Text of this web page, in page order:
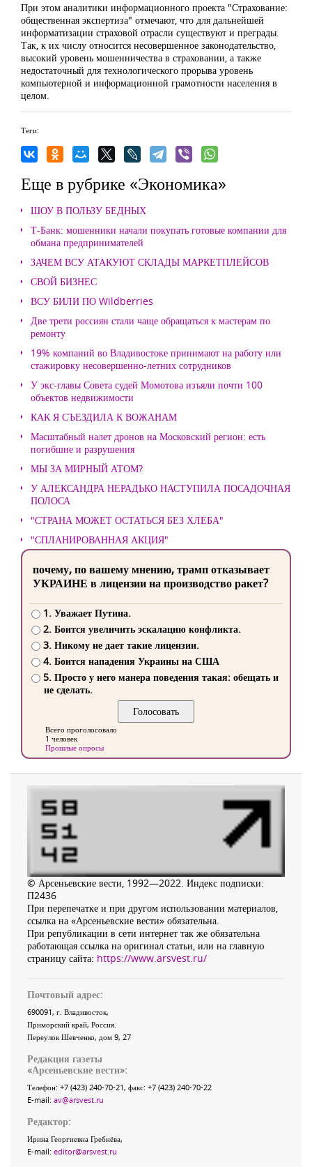
При этом аналитики информационного проекта "Страхование:
общественная экспертиза" отмечают, что для дальнейшей
информатизации страховой отрасли существуют и преграды.
Так, к их числу относится несовершенное законодательство,
высокий уровень мошенничества в страховании, а также
недостаточный для технологического прорыва уровень
компьютерной и информационной грамотности населения в
целом.
Теги:
Еще в рубрике «Экономика»
ШОУ В ПОЛЬЗУ БЕДНЫХ
Т-Банк: мошенники начали покупать готовые компании для
обмана предпринимателей
ЗАЧЕМ ВСУ АТАКУЮТ СКЛАДЫ МАРКЕТПЛЕЙСОВ
СВОЙ БИЗНЕС
ВСУ БИЛИ ПО Wildberries
Две трети россиян стали чаще обращаться к мастерам по
ремонту
19% компаний во Владивостоке принимают на работу или
стажировку несовершенно-летних сотрудников
У экс-главы Совета судей Момотова изъяли почти 100
объектов недвижимости
КАК Я СЪЕЗДИЛА К ВОЖАНАМ
Масштабный налет дронов на Московский регион: есть
погибшие и разрушения
МЫ ЗА МИРНЫЙ АТОМ?
У АЛЕКСАНДРА НЕРАДЬКО НАСТУПИЛА ПОСАДОЧНАЯ
ПОЛОСА
"СТРАНА МОЖЕТ ОСТАТЬСЯ БЕЗ ХЛЕБА"
"СПЛАНИРОВАННАЯ АКЦИЯ"
почему, по вашему мнению, трамп отказывает
УКРАИНЕ в лицензии на производство ракет?
1. Уважает Путина.
2. Боится увеличить эскалацию конфликта.
3. Никому не дает такие лицензии.
4. Боится нападения Украины на США
5. Просто у него манера поведения такая: обещать и
не сделать.
Всего проголосовало
1 человек
Прошлые опросы
© Арсеньевские вести, 1992—2022. Индекс подписки:
П2436
При перепечатке и при другом использовании материалов,
ссылка на «Арсеньевские вести» обязательна.
При републикации в сети интернет так же обязательна
работающая ссылка на оригинал статьи, или на главную
страницу сайта: https://www.arsvest.ru/
Почтовый адрес:
690091, г. Владивосток,
Приморский край, Россия
Переулок Шевченко, дом 9, 27
Редакция газеты
«Арсеньевские вести»:
Телефон: +7 (423) 240-70-21, факс: +7 (423) 240-70-22
E-mail: av@arsvest.ru
Редактор:
Ирина Георгиевна Гребнёва,
E-mail: editor@arsvest.ru